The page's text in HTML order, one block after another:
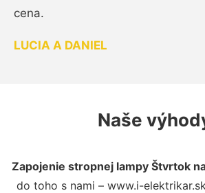
cena.
LUCIA A DANIEL
Naše
Zapojenie stropnej lampy Štvrtok
do toho s nami – www.i-